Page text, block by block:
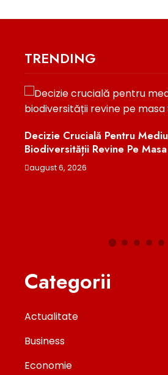
TRENDING
Crucială Pentru Mediu: Strategia
Revine Pe Masa Senatului
6, 2026
Categorii
Actualitate
Business
Economie